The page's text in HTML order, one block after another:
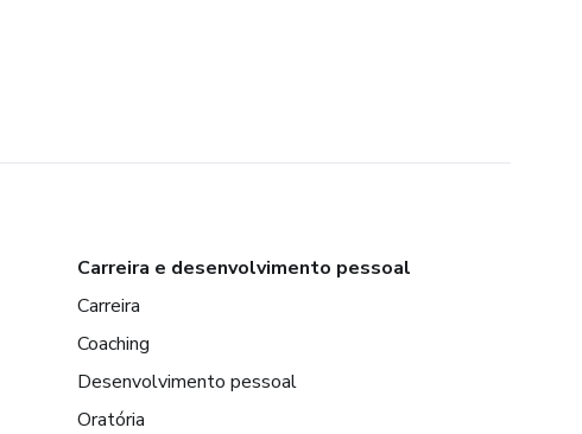
Carreira e desenvolvimento pessoal
Carreira
Coaching
Desenvolvimento pessoal
Oratória